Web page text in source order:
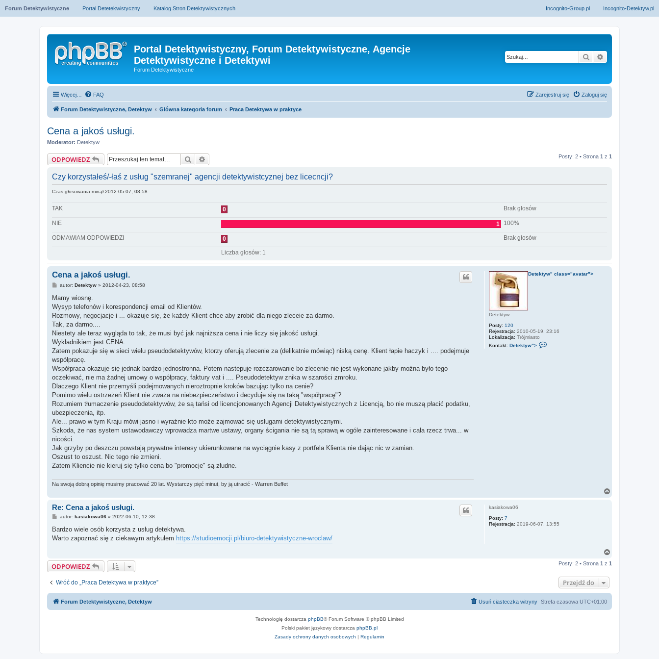
Forum Detektywistyczne Portal Detetekwistyczny Katalog Stron Detektywistycznych Incognito-Detektyw.pl
Incognito-Group.pl
Portal Detektywistyczny, Forum Detektywistyczne, Agencje
Detektywistyczne i Detektywi
Forum Detektywistyczne
Szukaj
Więcej… FAQ Zaloguj się
Zarejestruj się
Forum Detektywistyczne, Detektyw Główna kategoria forum Praca Detektywa w praktyce
Cena a jakoś usługi.
Moderator: Detektyw
ODPOWIEDZ Szukaj Posty: 2 • Strona 1 z 1
Czy korzystałeś/-łaś z usług "szemranej" agencji detektywistcyznej bez licecncji?
Czas głosowania minął 2012-05-07, 08:58
TAK 0 Brak głosów
NIE 1 100%
ODMAWIAM ODPOWIEDZI 0 Brak głosów
Liczba głosów: 1
Detektyw" class="avatar">
Detektyw
Posty: 120
Rejestracja: 2010-05-19, 23:16
Lokalizacja: Trójmiasto
Kontakt: Detektyw">
Cena a jakoś usługi.
P
s
autor: Detektyw» 2012-04-23, 08:58
Mamy wiosnę.
Wysyp telefonów i korespondencji email od Klientów.
Rozmowy, negocjacje i ... okazuje się, że każdy Klient chce aby zrobić dla niego zleceie za darmo.
Tak, za darmo....
Niestety ale teraz wygląda to tak, że musi być jak najniższa cena i nie liczy się jakość usługi.
Wykładnikiem jest CENA.
Zatem pokazuje się w sieci wielu pseudodetektywów, ktorzy oferują zlecenie za (delikatnie mówiąc) niską cenę. Klient łapie haczyk i .... podejmuje
współpracę.
Współpraca okazuje się jednak bardzo jednostronna. Potem nastepuje rozczarowanie bo zlecenie nie jest wykonane jakby można było tego
oczekiwać, nie ma żadnej umowy o współpracy, faktury vat i .... Pseudodetektyw znika w szarości zmroku.
Dlaczego Klient nie przemyśli podejmowanych nieroztropnie kroków bazując tylko na cenie?
Pomimo wielu ostrzeżeń Klient nie zważa na niebezpieczeństwo i decyduje się na taką "współpracę"?
Rozumiem tłumaczenie pseudodetektywów, że są tańsi od licencjonowanych Agencji Detektywistycznych z Licencją, bo nie muszą płacić podatku,
ubezpieczenia, itp.
Ale... prawo w tym Kraju mówi jasno i wyraźnie kto może zajmować się usługami detektywistycznymi.
Szkoda, że nas system ustawodawczy wprowadza martwe ustawy, organy ścigania nie są tą sprawą w ogóle zainteresowane i cała rzecz trwa... w
nicości.
Jak grzyby po deszczu powstają prywatne interesy ukierunkowane na wyciągnie kasy z portfela Klienta nie dając nic w zamian.
Oszust to oszust. Nic tego nie zmieni.
Zatem Kliencie nie kieruj się tylko ceną bo "promocje" są złudne.
Na swoją dobrą opinię musimy pracować 20 lat. Wystarczy pięć minut, by ją utracić - Warren Buffet
kasiakowa06
Posty: 7
Rejestracja: 2019-06-07, 13:55
Re: Cena a jakoś usługi.
P
s
autor: kasiakowa06» 2022-06-10, 12:38
Bardzo wiele osób korzysta z usług detektywa.
Warto zapoznać się z ciekawym artykułem https://studioemocji.pl/biuro-detektywistyczne-wroclaw/
g
ODPOWIEDZ Posty: 2 • Strona 1 z 1
Wróć do „Praca Detektywa w praktyce” Przejdź do
Forum Detektywistyczne, Detektyw Strefa czasowa UTC+01:00
Usuń ciasteczka witryny
Technologię dostarcza phpBB® Forum Software © phpBB Limited
Polski pakiet językowy dostarcza phpBB.pl
Zasady ochrony danych osobowych | Regulamin